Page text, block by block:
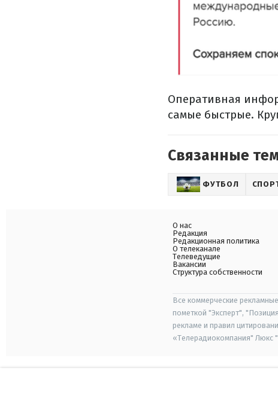
Оперативная
самые быстрые.
Связанные
ФУТБОЛ
О нас
Редакция
Редакционная политика
О телеканале
Телеведущие
Вакансии
Структура собственности
Все коммерческие
пометкой "Эксперт",
рекламе и правил
«Телерадиокомпания" Люкс